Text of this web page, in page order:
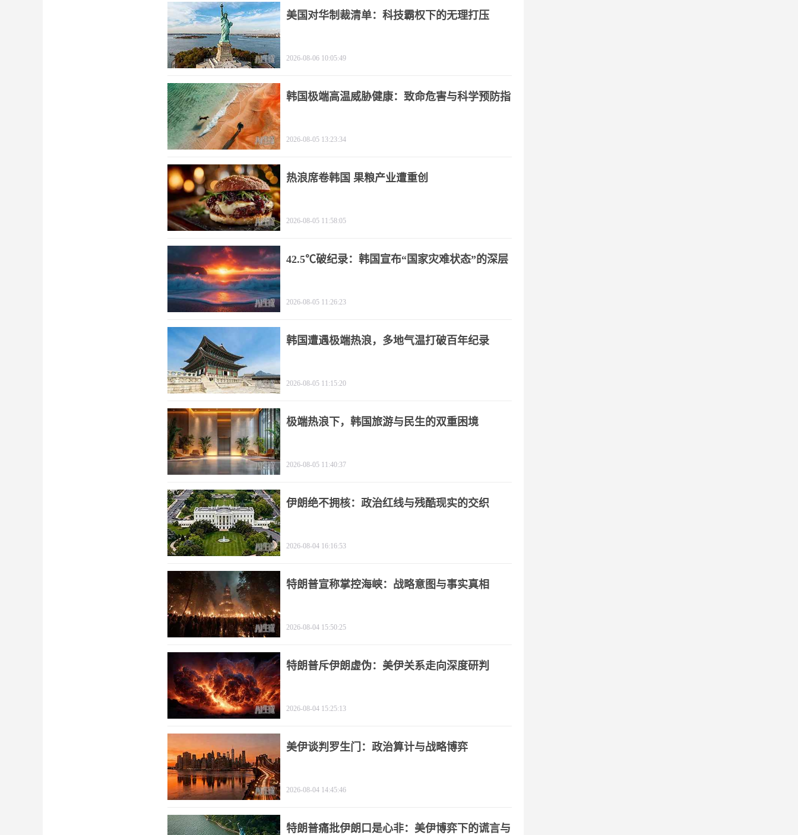
美国对华制裁清单：科技霸权下的无理打压
2026-08-06 10:05:49
韩国极端高温威胁健康：致命危害与科学预防指
2026-08-05 13:23:34
热浪席卷韩国 果粮产业遭重创
2026-08-05 11:58:05
42.5℃破纪录：韩国宣布“国家灾难状态”的深层
2026-08-05 11:26:23
韩国遭遇极端热浪，多地气温打破百年纪录
2026-08-05 11:15:20
极端热浪下，韩国旅游与民生的双重困境
2026-08-05 11:40:37
伊朗绝不拥核：政治红线与残酷现实的交织
2026-08-04 16:16:53
特朗普宣称掌控海峡：战略意图与事实真相
2026-08-04 15:50:25
特朗普斥伊朗虚伪：美伊关系走向深度研判
2026-08-04 15:25:13
美伊谈判罗生门：政治算计与战略博弈
2026-08-04 14:45:46
特朗普痛批伊朗口是心非：美伊博弈下的谎言与